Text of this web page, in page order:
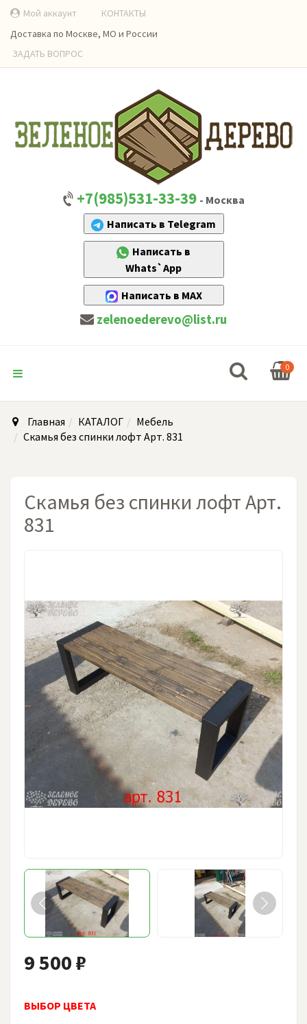
Мой аккаунт
КОНТАКТЫ
Доставка по Москве, МО и России
ЗАДАТЬ ВОПРОС
+7(985)531-33-39 - Москва
Написать в Telegram
Написать в
Whats`App
Написать в MAX
zelenoederevo@list.ru
0
Главная КАТАЛОГ
Мебель
Скамья без спинки лофт Арт. 831
Скамья без спинки лофт Арт.
831
9 500 ₽
ВЫБОР ЦВЕТА